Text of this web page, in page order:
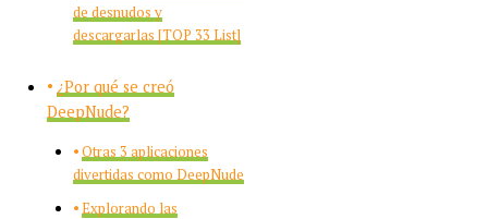
de desnudos y
descargarlas [TOP 33 List]
¿Por qué se creó
DeepNude?
Otras 3 aplicaciones
divertidas como DeepNude
Explorando las